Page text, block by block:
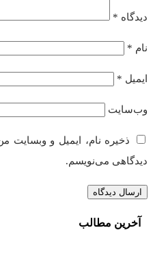
دیدگاه *
نام *
ایمیل *
وب‌سایت
ذخیره نام، ایمیل و وبسایت
دیدگاهی می‌نویسم.
آخرین مطالب